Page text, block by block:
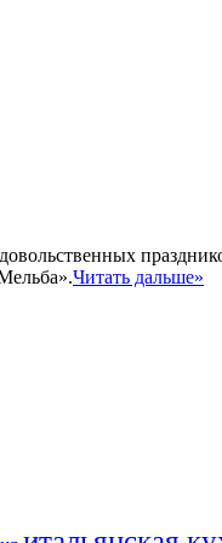
Читать дальше»